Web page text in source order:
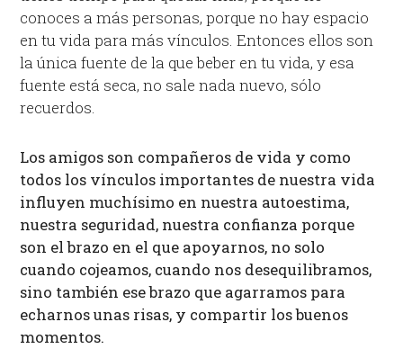
conoces a más personas, porque no hay espacio
en tu vida para más vínculos. Entonces ellos son
la única fuente de la que beber en tu vida, y esa
fuente está seca, no sale nada nuevo, sólo
recuerdos.
Los amigos son compañeros de vida y como
todos los vínculos importantes de nuestra vida
influyen muchísimo en nuestra autoestima,
nuestra seguridad, nuestra confianza porque
son el brazo en el que apoyarnos, no solo
cuando cojeamos, cuando nos desequilibramos,
sino también ese brazo que agarramos para
echarnos unas risas, y compartir los buenos
momentos.